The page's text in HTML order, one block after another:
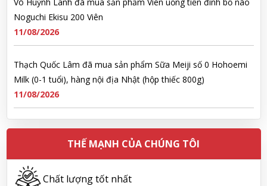
Noguchi Ekisu 200 Viên
11/08/2026
Thạch Quốc Lâm đã mua sản phẩm Sữa Meiji số 0 Hohoemi
Milk (0-1 tuổi), hàng nội địa Nhật (hộp thiếc 800g)
11/08/2026
Ngô Quốc Cường đã mua sản phẩm Sữa Meiji số 0 Hohoemi
Milk (0-1 tuổi), hàng nội địa Nhật (hộp thiếc 800g)
11/08/2026
THẾ MẠNH CỦA CHÚNG TÔI
Chất lượng tốt nhất